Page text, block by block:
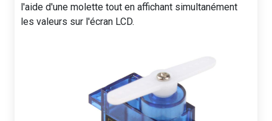
l'aide d'une molette tout en affichant simultanément
les valeurs sur l'écran LCD.